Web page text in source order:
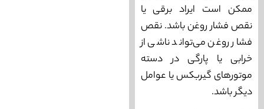
ممکن است ایراد برقی یا
نقص فشار روغن باشد. نقص
فشار روغن می‌‌تواند ناشی از
خرابی یا پارگی در دسته
موتورهای گیربکس یا عوامل
دیگر باشد.